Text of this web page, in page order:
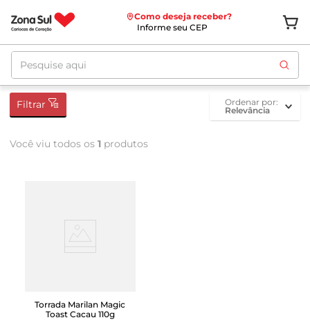
Como deseja receber?
Informe seu CEP
Pesquise aqui
Filtrar
ordenar por
Relevância
Você viu todos os 1 produtos
Torrada Marilan Magic
Toast Cacau 110g